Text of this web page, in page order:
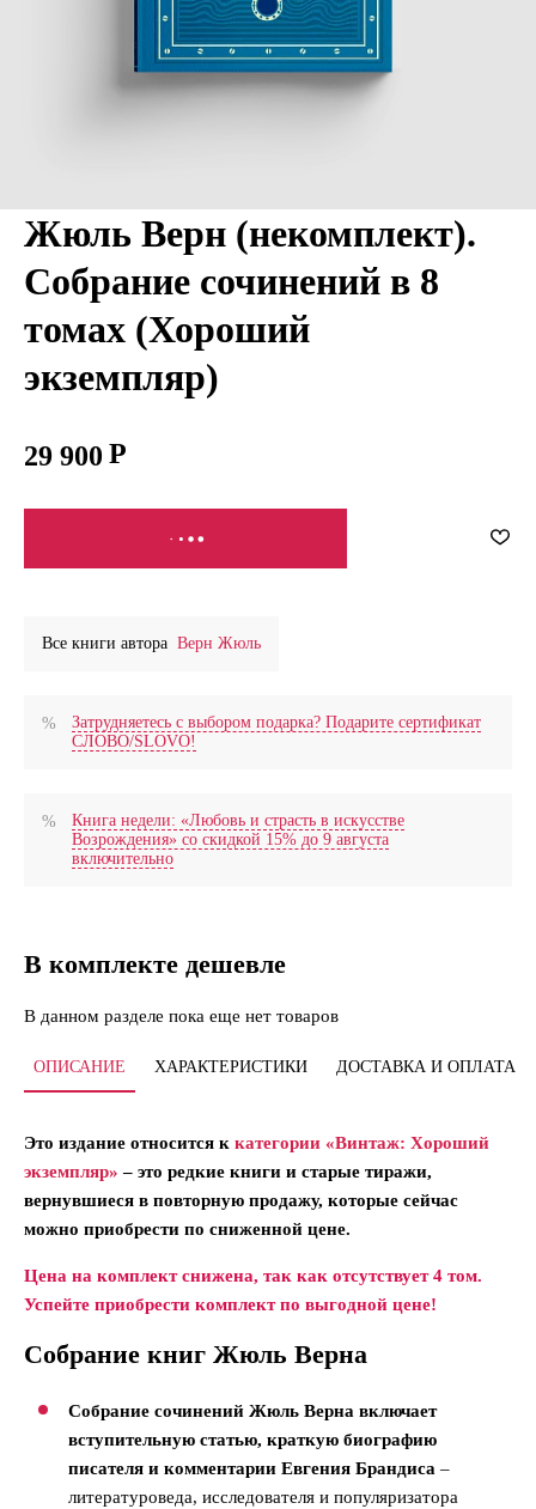
Жюль Верн (некомплект).
Собрание сочинений в 8
томах (Хороший
экземпляр)
29 900
СООБЩИТЬ О ПОСТУПЛЕНИИ
Все книги автора Верн Жюль
Затрудняетесь с выбором подарка? Подарите сертификат
СЛОВО/SLOVO!
Книга недели: «Любовь и страсть в искусстве
Возрождения» со скидкой 15% до 9 августа
включительно
В комплекте дешевле
В данном разделе пока еще нет товаров
ОПИСАНИЕ ХАРАКТЕРИСТИКИ ДОСТАВКА И ОПЛАТА
Это издание относится к категории «Винтаж: Хороший
экземпляр» – это редкие книги и старые тиражи,
вернувшиеся в повторную продажу, которые сейчас
можно приобрести по сниженной цене.
Цена на комплект снижена, так как отсутствует 4 том.
Успейте приобрести комплект по выгодной цене!
Собрание книг Жюль Верна
Собрание сочинений Жюль Верна включает
вступительную статью, краткую биографию
писателя и комментарии Евгения Брандиса –
литературоведа, исследователя и популяризатора